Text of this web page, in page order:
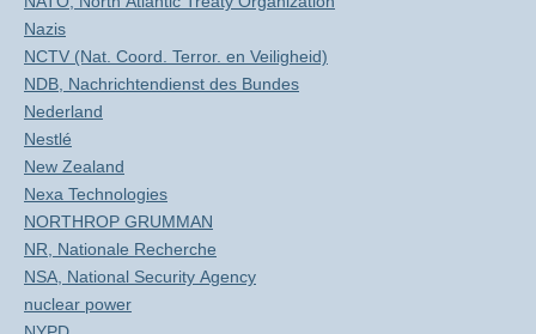
Nazis
NCTV (Nat. Coord. Terror. en Veiligheid)
NDB, Nachrichtendienst des Bundes
Nederland
Nestlé
New Zealand
Nexa Technologies
NORTHROP GRUMMAN
NR, Nationale Recherche
NSA, National Security Agency
nuclear power